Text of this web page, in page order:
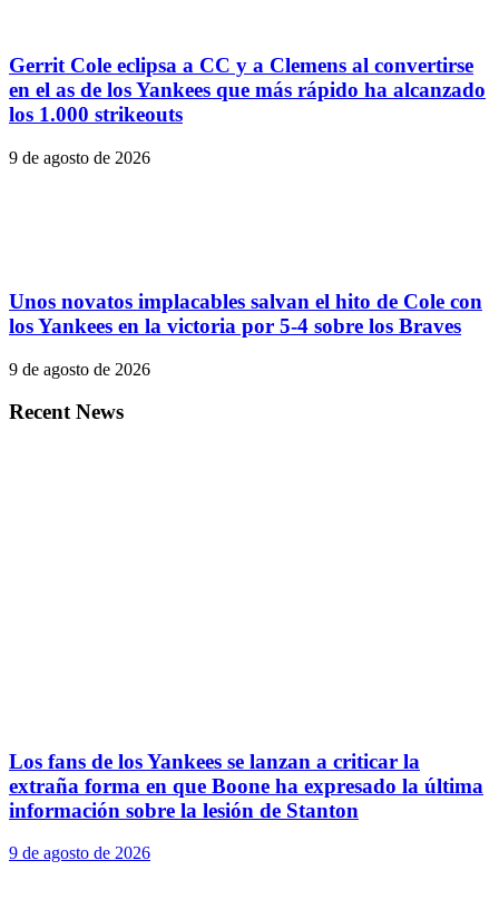
Gerrit Cole eclipsa a CC y a Clemens al convertirse
en el as de los Yankees que más rápido ha alcanzado
los 1.000 strikeouts
9 de agosto de 2026
Unos novatos implacables salvan el hito de Cole con
los Yankees en la victoria por 5-4 sobre los Braves
9 de agosto de 2026
Recent News
Los fans de los Yankees se lanzan a criticar la
extraña forma en que Boone ha expresado la última
información sobre la lesión de Stanton
9 de agosto de 2026